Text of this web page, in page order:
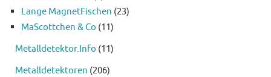
Lange MagnetFischen (23)
MaScottchen & Co (11)
Metalldetektor.Info (11)
Metalldetektoren (206)